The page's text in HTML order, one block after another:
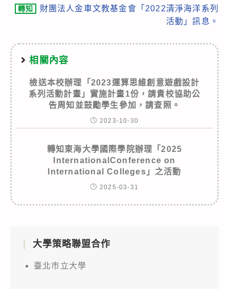
轉知
財團法人金車文教基金會「2022清淨海洋系列
活動」訊息。
相關內容
檢送本校辦理「2023運算思維創意遊戲設計
系列活動計畫」實施計畫1份，請貴校協助公
告周知並鼓勵學生參加，請查照。
2023-10-30
轉知東海大學國際學院辦理「2025
InternationalConference on
International Colleges」之活動
2025-03-31
大學策略聯盟合作
臺北市立大學